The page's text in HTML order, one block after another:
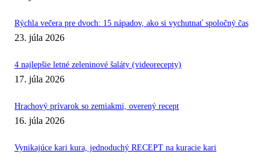
Rýchla večera pre dvoch: 15 nápadov, ako si vychutnať spoločný čas
23. júla 2026
4 najlepšie letné zeleninové šaláty (videorecepty)
17. júla 2026
Hrachový prívarok so zemiakmi, overený recept
16. júla 2026
Vynikajúce kari kura, jednoduchý RECEPT na kuracie kari